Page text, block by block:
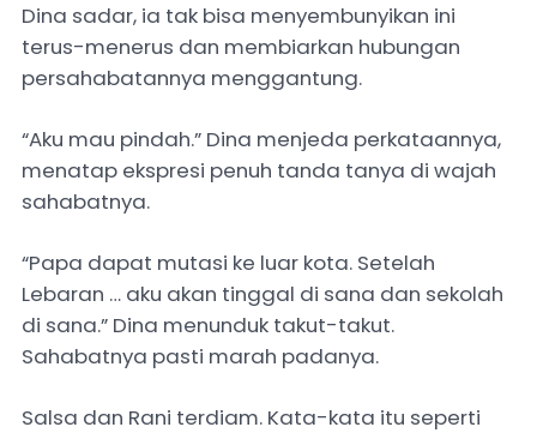
Dina sadar, ia tak bisa menyembunyikan ini
terus-menerus dan membiarkan hubungan
persahabatannya menggantung.
“Aku mau pindah.” Dina menjeda perkataannya,
menatap ekspresi penuh tanda tanya di wajah
sahabatnya.
“Papa dapat mutasi ke luar kota. Setelah
Lebaran … aku akan tinggal di sana dan sekolah
di sana.” Dina menunduk takut-takut.
Sahabatnya pasti marah padanya.
Salsa dan Rani terdiam. Kata-kata itu seperti